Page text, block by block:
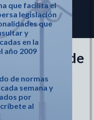
que facilita el
legislación
que
y
en la
año 2009
de normas
semana y
por
al
BÚSQUEDA
de